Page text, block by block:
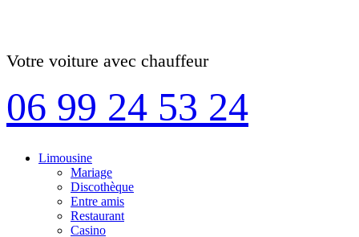
Votre voiture avec chauffeur
06 99 24 53 24
Limousine
Mariage
Discothèque
Entre amis
Restaurant
Casino